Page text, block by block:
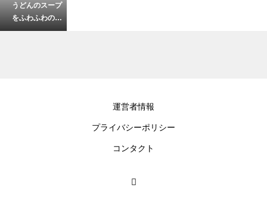
うどんのスープ
をふわふわの卵
とじにするコ
運営者情報
プライバシーポリシー
コンタクト